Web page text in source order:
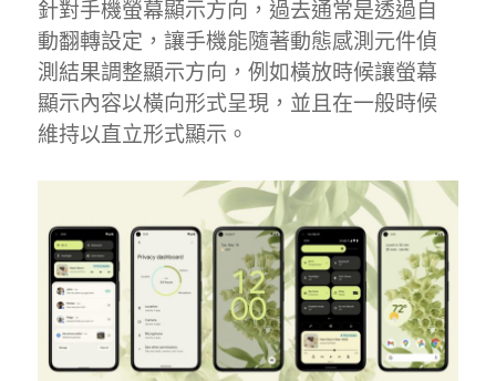
針對手機螢幕顯示方向，過去通常是透過自
動翻轉設定，讓手機能隨著動態感測元件偵
測結果調整顯示方向，例如橫放時候讓螢幕
顯示內容以橫向形式呈現，並且在一般時候
維持以直立形式顯示。